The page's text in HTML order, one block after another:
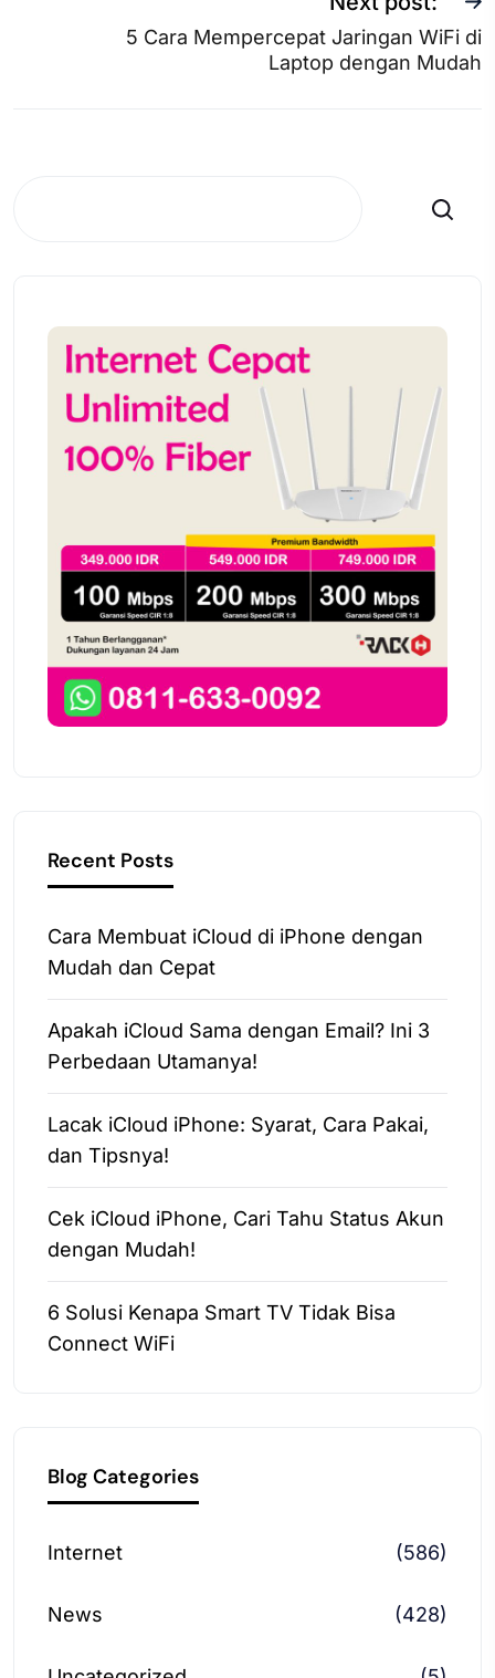
5 Cara Mempercepat Jaringan WiFi di
Laptop​ dengan Mudah
Search
Recent Posts
Cara Membuat iCloud di iPhone dengan
Mudah dan Cepat
Apakah iCloud Sama dengan Email? Ini 3
Perbedaan Utamanya!
Lacak iCloud iPhone: Syarat, Cara Pakai,
dan Tipsnya!
Cek iCloud iPhone, Cari Tahu Status Akun
dengan Mudah!
6 Solusi Kenapa Smart TV Tidak Bisa
Connect WiFi
Blog Categories
Internet (586)
News (428)